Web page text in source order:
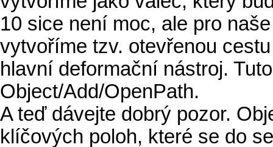
10 sice není moc, ale pro
vytvoříme tzv. otevřenou
hlavní deformační nástroj.
Object/Add/OpenPath.
A teď dávejte dobrý pozor.
klíčových poloh, které se do